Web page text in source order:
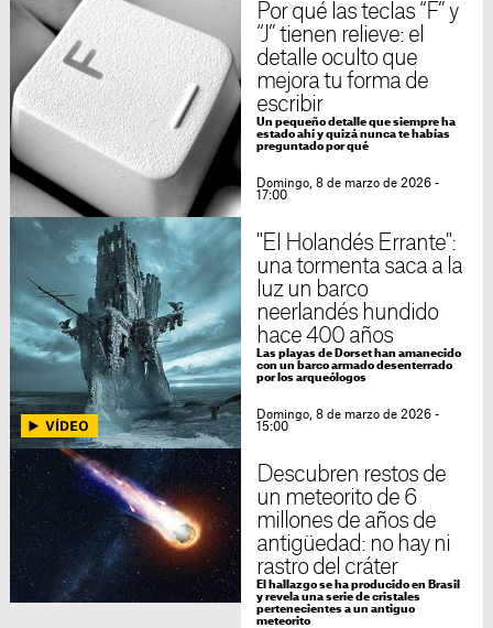
Por qué las teclas “F” y
“J” tienen relieve: el
detalle oculto que
mejora tu forma de
escribir
Un pequeño detalle que siempre ha
estado ahí y quizá nunca te habías
preguntado por qué
Domingo, 8 de marzo de 2026 -
17:00
"El Holandés Errante":
una tormenta saca a la
luz un barco
neerlandés hundido
hace 400 años
Las playas de Dorset han amanecido
con un barco armado desenterrado
por los arqueólogos
Domingo, 8 de marzo de 2026 -
15:00
Descubren restos de
un meteorito de 6
millones de años de
antigüedad: no hay ni
rastro del cráter
El hallazgo se ha producido en Brasil
y revela una serie de cristales
pertenecientes a un antiguo
meteorito